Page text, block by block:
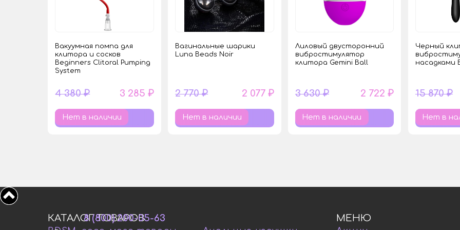
Вакуумная помпа для
клитора и сосков
Beginners Clitoral Pumping
System
4 380 ₽ 3 285 ₽
Нет в наличии
Вагинальные шарики
Luna Beads Noir
2 770 ₽ 2 077 ₽
Нет в наличии
Лиловый двусторонний
вибростимулятор
клитора Gemini Ball
3 630 ₽ 2 722 ₽
Нет в наличии
Черный
насадками
15 870 ₽
Нет в
КАТАЛОГ ТОВАРОВ МЕНЮ
8 (800) 200-05-63